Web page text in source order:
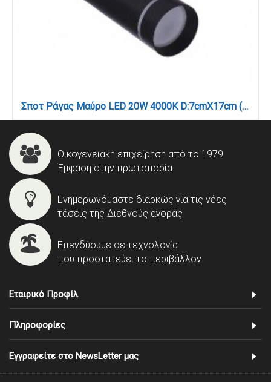
Σποτ Ράγας Μαύρο LED 20W 4000K D:7cmX17cm (T00402-BL)
Οικογενειακή επιχείρηση από το 1979
Έμφαση στην πρωτοπορία
Ενημερωνόμαστε διαρκώς για τις νέες
τάσεις της Διεθνούς αγοράς
Επενδύουμε σε τεχνολογία
που προστατεύει το περιβάλλον
Εταιρικό Προφίλ
Πληροφορίες
Εγγραφείτε στο NewsLetter μας